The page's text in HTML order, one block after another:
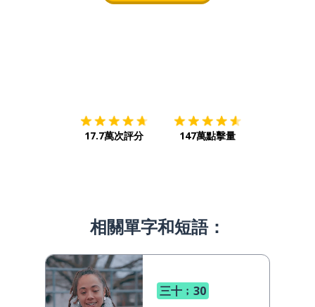
17.7萬次評分 147萬點擊量
相關單字和短語：
三十﹔30